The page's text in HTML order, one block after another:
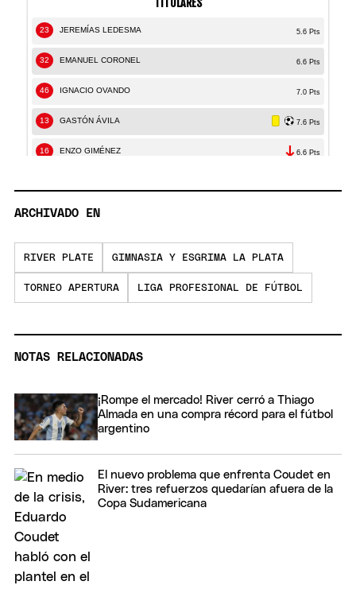
ARCHIVADO EN
RIVER PLATE GIMNASIA Y ESGRIMA LA PLATA
TORNEO APERTURA LIGA PROFESIONAL DE FÚTBOL
NOTAS RELACIONADAS
¡Rompe el mercado! River cerró a Thiago
Almada en una compra récord para el fútbol
argentino
El nuevo problema que enfrenta Coudet en
River: tres refuerzos quedarían afuera de la
Copa Sudamericana